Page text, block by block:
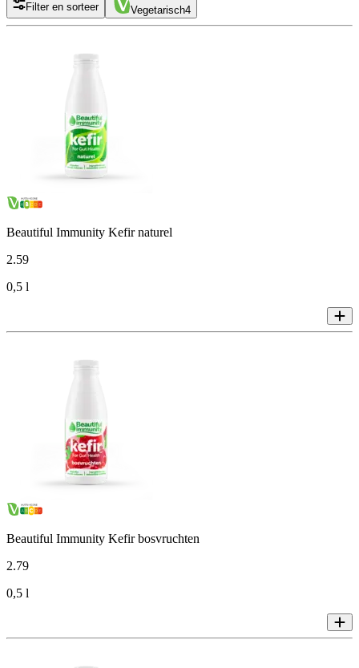
Filter en sorteer Vegetarisch4
Beautiful Immunity Kefir naturel
2.59
0,5 l
Beautiful Immunity Kefir bosvruchten
2.79
0,5 l